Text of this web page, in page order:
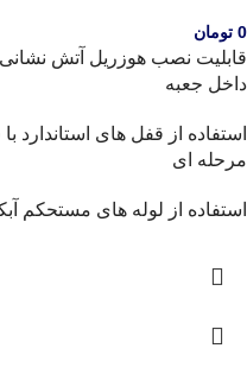
0 تومان
قابلیت نصب هوزریل آتش
داخل جعبه
استفاده از قفل های استاندارد
مرحله ای
استفاده از لوله های مستحکم